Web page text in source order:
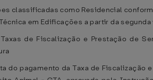
classificadas como Residencial
em Edificações a partir da
de Fiscalização e Prestação de
do pagamento da Taxa de Fiscalização